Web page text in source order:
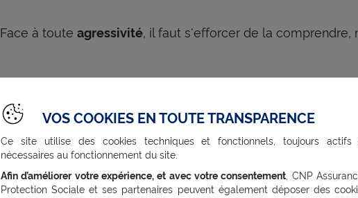
Face à toute agressivité, il faut s'efforcer de la comprendre,
par l'agressivité.
rapport de force avec le malade et à une situation qui
Amener la personne agressive dans un lieu isolé.
laisser seule quelques instants.
VOS COOKIES EN TOUTE TRANSPARENCE
Ce site utilise des cookies techniques et fonctionnels, toujours actifs
nécessaires au fonctionnement du site.
Afin d’améliorer votre expérience, et avec votre consentement , CNP
Protection Sociale et ses partenaires peuvent également déposer des